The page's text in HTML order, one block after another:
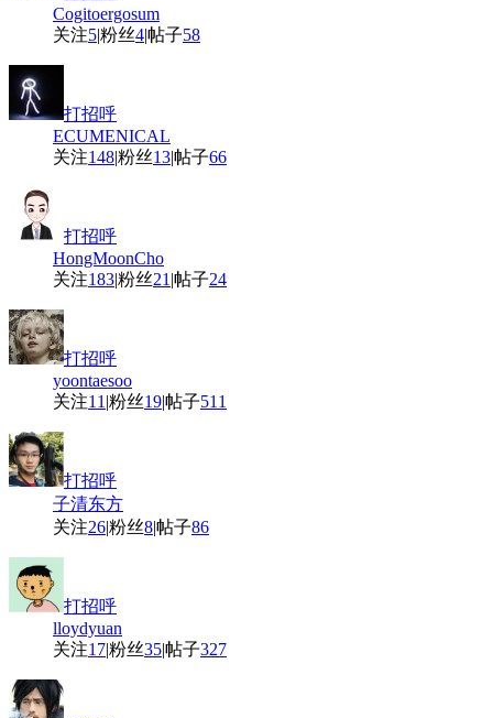
Cogitoergosum
关注5|粉丝4|帖子58
打招呼
ECUMENICAL
关注148|粉丝13|帖子66
打招呼
HongMoonCho
关注183|粉丝21 |帖子24
打招呼
yoontaesoo
关注11 |粉丝19|帖子511
打招呼
子清东方
关注26|粉丝8|帖子86
打招呼
lloydyuan
关注17|粉丝35|帖子327